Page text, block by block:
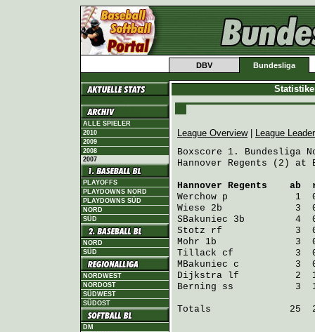
DBV Bundesliga
ALLE SPIELER
2010
2009
2008
2007
PLAYOFFS
PLAYDOWNS NORD
PLAYDOWNS SÜD
NORD
SÜD
NORD
SÜD
NORDWEST
NORDOST
SÜDWEST
SÜDOST
DM
League Overview|
League
Boxscore 1. Bundesliga
Hannover Regents (2) at
Hannover Regents
ab
Werchow p            1  0
Wiese 2b             3  0
SBakuniec 3b         4
Stotz rf             3  0
Mohr 1b              3  0
Tillack cf           3  0
MBakuniec c          3  0
Dijkstra lf          2  1
Berning ss           3  1
Totals              25